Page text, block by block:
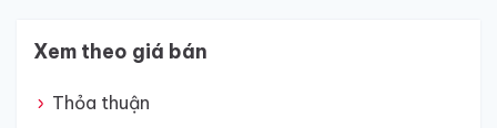
Xem theo giá bán
Thỏa thuận